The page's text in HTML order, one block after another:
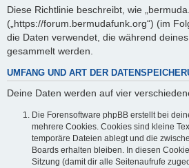
Diese Richtlinie beschreibt, wie
(„https://forum.bermudafunk.org“) (im
die Daten verwendet, die während
gesammelt werden.
UMFANG UND ART DER
Deine Daten werden auf vier
Die Forensoftware phpBB erstellt bei
mehrere Cookies. Cookies sind kleine
temporäre Dateien ablegt und die
Boards erhalten bleiben. In diesen
Sitzung (damit dir alle Seitenaufrufe